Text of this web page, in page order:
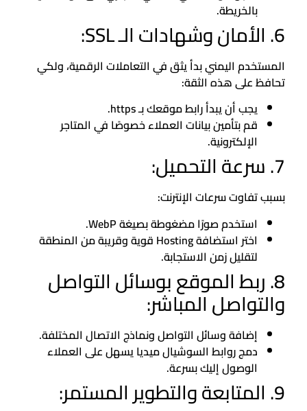
بالخريطة.
6. الأمان وشهادات الـ SSL:
المستخدم اليمني بدأ يثق في التعاملات الرقمية، ولكي
تحافظ على هذه الثقة:
يجب أن يبدأ رابط موقعك بـ https.
قم بتأمين بيانات العملاء خصوصًا في المتاجر
الإلكترونية.
7. سرعة التحميل:
بسبب تفاوت سرعات الإنترنت:
استخدم صورًا مضغوطة بصيغة WebP.
اختر استضافة Hosting قوية وقريبة من المنطقة
لتقليل زمن الاستجابة.
8. ربط الموقع بوسائل التواصل
والتواصل المباشر:
إضافة وسائل التواصل ونماذج الاتصال المختلفة.
دمج روابط السوشيال ميديا يسهل على العملاء
الوصول إليك بسرعة.
9. المتابعة والتطوير المستمر: